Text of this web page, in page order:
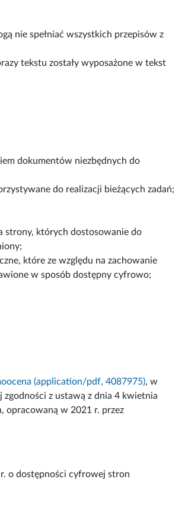
nie spełniać wszystkich przepisów z
tekstu zostały wyposażone w tekst
dokumentów niezbędnych do
do realizacji bieżących zadań;
strony, których dostosowanie do
które ze względu na zachowanie
w sposób dostępny cyfrowo;
(application/pdf, 4087975), w
z ustawą z dnia 4 kwietnia
w 2021 r. przez
o dostępności cyfrowej stron